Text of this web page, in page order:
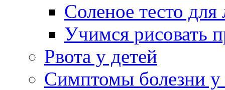
Соленое тесто для
Учимся рисовать
Рвота у детей
Симптомы болезни у